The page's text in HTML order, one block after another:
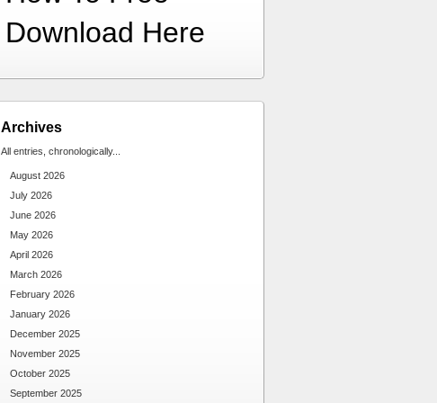
Download Here
Archives
All entries, chronologically...
August 2026
July 2026
June 2026
May 2026
April 2026
March 2026
February 2026
January 2026
December 2025
November 2025
October 2025
September 2025